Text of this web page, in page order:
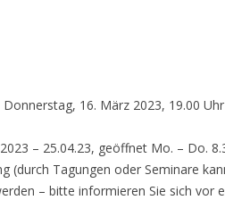
Donnerstag, 16. März 2023, 19.00 Uhr
– 25.04.23, geöffnet Mo. – Do.
(durch Tagungen oder Seminare
– bitte informieren Sie sich vor